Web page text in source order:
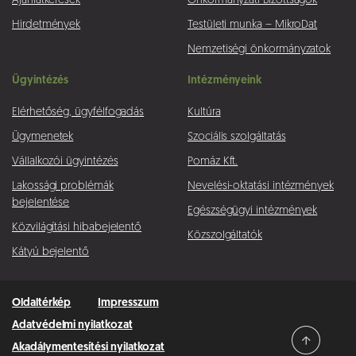
Hirdetmények Testületi munka – MikroDat
Nemzetiségi önkormányzatok
Ügyintézés
Elérhetőség, ügyfélfogadás
Ügymenetek
Vállalkozói ügyintézés
Lakossági problémák
bejelentése
Közvilágítási hibabejelentő
Kátyú bejelentő
Intézményeink
Kultúra
Szociális szolgáltatás
Pomáz Kft.
Nevelési-oktatási intézmények
Egészségügyi intézmények
Közszolgáltatók
Oldaltérkép
Impresszum
Adatvédelmi nyilatkozat
Akadálymentesítési nyilatkozat